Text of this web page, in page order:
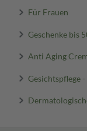
Für Frauen
Geschenke bis
Anti Aging
Gesichtspflege